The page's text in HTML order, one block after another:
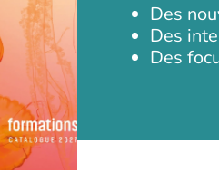
une recherche ou
Des
Des
Des